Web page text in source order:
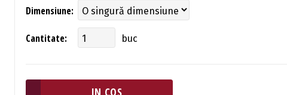
Dimensiune:
Cantitate: buc